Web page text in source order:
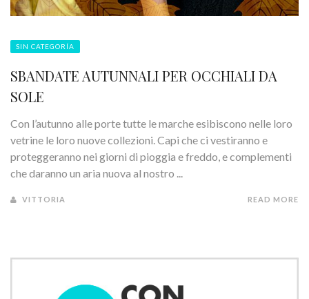
SIN CATEGORÍA
SBANDATE AUTUNNALI PER OCCHIALI DA
SOLE
Con l’autunno alle porte tutte le marche esibiscono nelle loro
vetrine le loro nuove collezioni. Capi che ci vestiranno e
proteggeranno nei giorni di pioggia e freddo, e complementi
che daranno un aria nuova al nostro ...
VITTORIA READ MORE